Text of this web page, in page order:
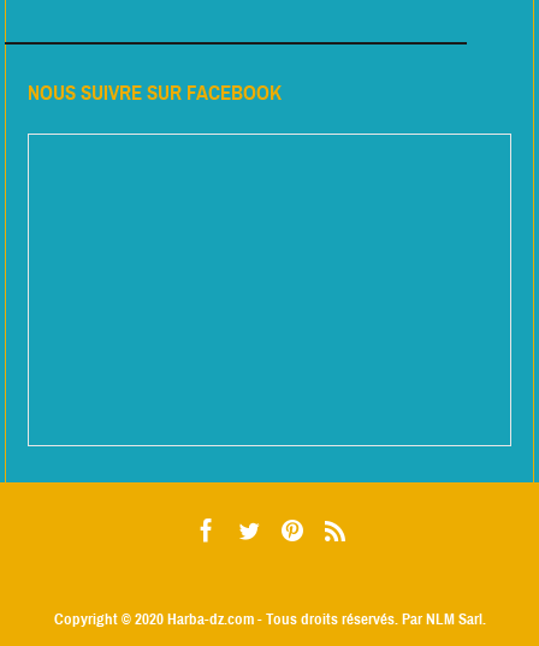
NOUS SUIVRE SUR FACEBOOK
Copyright © 2020Harba-dz.com- Tous droits réservés. Par NLM Sarl.